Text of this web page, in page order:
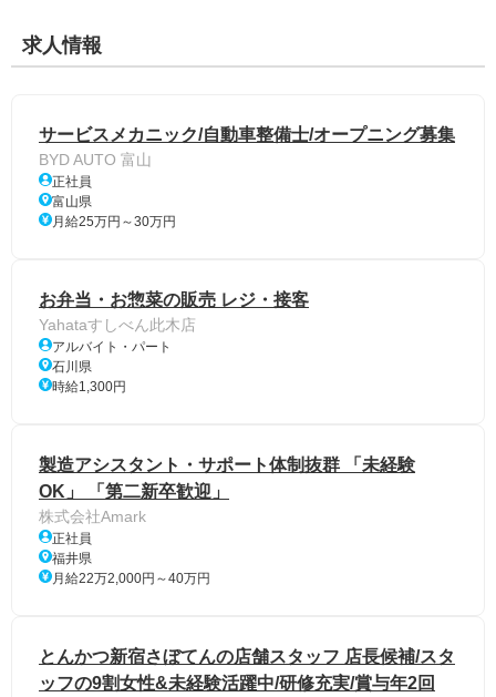
求人情報
サービスメカニック/自動車整備士/オープニング募集
BYD AUTO 富山
正社員
富山県
月給25万円～30万円
お弁当・お惣菜の販売 レジ・接客
Yahataすしべん此木店
アルバイト・パート
石川県
時給1,300円
製造アシスタント・サポート体制抜群 「未経験
OK」 「第二新卒歓迎」
株式会社Amark
正社員
福井県
月給22万2,000円～40万円
とんかつ新宿さぼてんの店舗スタッフ 店長候補/スタ
ッフの9割女性&未経験活躍中/研修充実/賞与年2回